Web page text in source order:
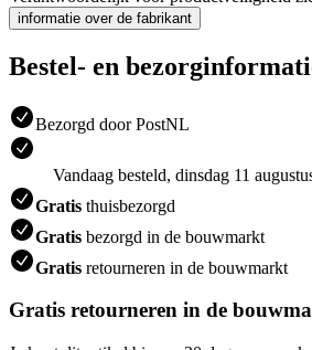
informatie over de fabrikant
Bestel- en
Bezorgd door PostNL
Vandaag besteld, dinsdag 11
Gratis thuisbezorgd
Gratis bezorgd in de bouwmarkt
Gratis retourneren in de bouwmarkt
Gratis retourneren in de